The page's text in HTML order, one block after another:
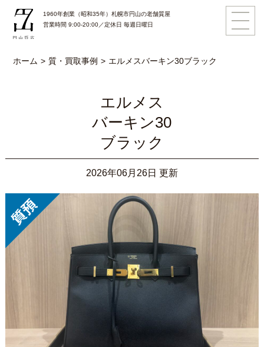
1960年創業（昭和35年）札幌市円山の老舗質屋
営業時間 9:00-20:00／定休日 毎週日曜日
ホーム 質・買取事例 エルメスバーキン30ブラック
エルメス
バーキン30
ブラック
2026年06月26日 更新